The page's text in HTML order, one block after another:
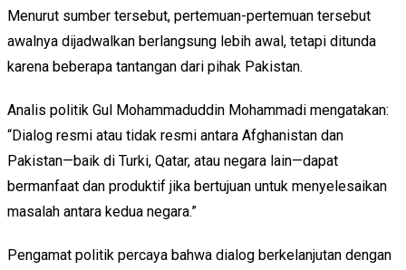
Menurut sumber tersebut, pertemuan-pertemuan tersebut
awalnya dijadwalkan berlangsung lebih awal, tetapi ditunda
karena beberapa tantangan dari pihak Pakistan.
Analis politik Gul Mohammaduddin Mohammadi mengatakan:
“Dialog resmi atau tidak resmi antara Afghanistan dan
Pakistan—baik di Turki, Qatar, atau negara lain—dapat
bermanfaat dan produktif jika bertujuan untuk menyelesaikan
masalah antara kedua negara.”
Pengamat politik percaya bahwa dialog berkelanjutan dengan